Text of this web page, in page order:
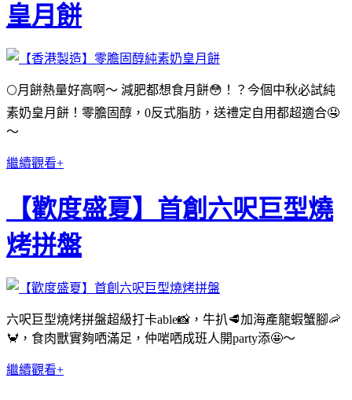
皇月餅
🌕月餅熱量好高啊～ 減肥都想食月餅😳！？今個中秋必試純
素奶皇月餅！零膽固醇，0反式脂肪，送禮定自用都超適合🤤
～
繼續觀看+
【歡度盛夏】首創六呎巨型燒
烤拼盤
六呎巨型燒烤拼盤超級打卡able📸，牛扒🥩加海產龍蝦蟹腳🦐
🦀，食肉獸實夠哂滿足，仲啱哂成班人開party添🤩～
繼續觀看+